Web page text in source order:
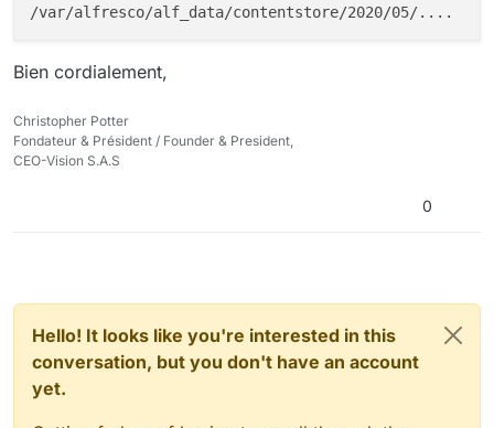
Bien cordialement,
Christopher Potter
Fondateur & Président / Founder & President,
CEO-Vision S.A.S
0
Hello! It looks like you're interested in this
conversation, but you don't have an account
yet.